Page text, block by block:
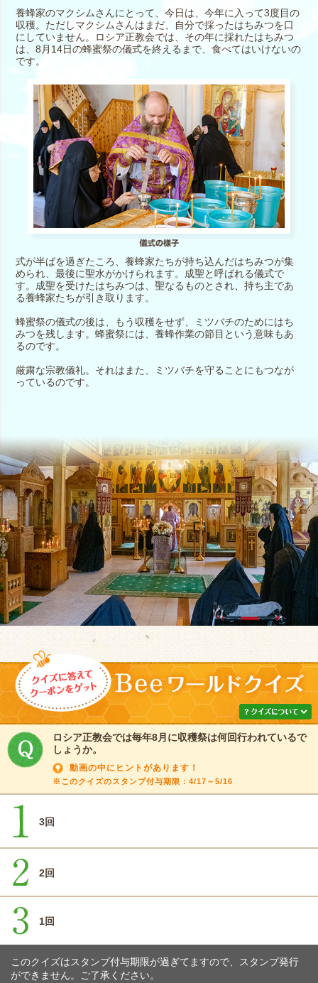
養蜂家のマクシムさんにとって、今日は、今年に入って3度目の
収穫。ただしマクシムさんはまだ、自分で採ったはちみつを口
にしていません。ロシア正教会では、その年に採れたはちみつ
は、8月14日の蜂蜜祭の儀式を終えるまで、食べてはいけないの
です。
式が半ばを過ぎたころ、養蜂家たちが持ち込んだはちみつが集
められ、最後に聖水がかけられます。成聖と呼ばれる儀式で
す。成聖を受けたはちみつは、聖なるものとされ、持ち主であ
る養蜂家たちが引き取ります。
蜂蜜祭の儀式の後は、もう収穫をせず、ミツバチのためにはち
みつを残します。蜂蜜祭には、養蜂作業の節目という意味もあ
るのです。
厳粛な宗教儀礼。それはまた、ミツバチを守ることにもつなが
っているのです。
ロシア正教会では毎年8月に収穫祭は何回行われているで
しょうか。
動画の中にヒントがあります！
※このクイズのスタンプ付与期限：4/17～5/16
3回
2回
1回
このクイズはスタンプ付与期限が過ぎてますので、スタンプ発行
ができません。ご了承ください。